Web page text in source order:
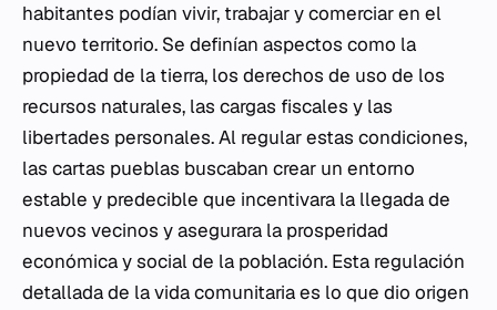
habitantes podían vivir, trabajar y comerciar en el
nuevo territorio. Se definían aspectos como la
propiedad de la tierra, los derechos de uso de los
recursos naturales, las cargas fiscales y las
libertades personales. Al regular estas condiciones,
las cartas pueblas buscaban crear un entorno
estable y predecible que incentivara la llegada de
nuevos vecinos y asegurara la prosperidad
económica y social de la población. Esta regulación
detallada de la vida comunitaria es lo que dio origen